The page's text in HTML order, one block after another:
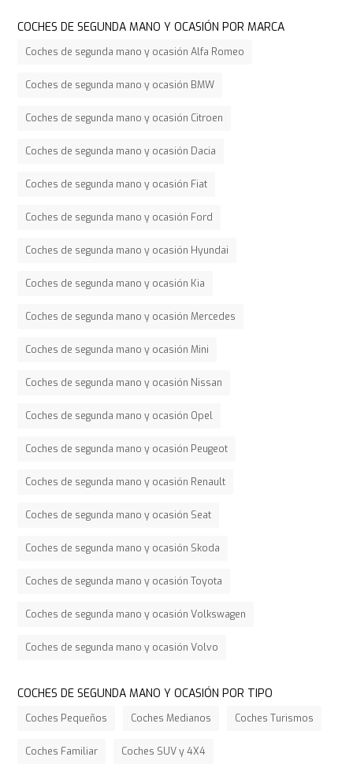
COCHES DE SEGUNDA MANO Y OCASIÓN POR MARCA
Coches de segunda mano y ocasión Alfa Romeo
Coches de segunda mano y ocasión BMW
Coches de segunda mano y ocasión Citroen
Coches de segunda mano y ocasión Dacia
Coches de segunda mano y ocasión Fiat
Coches de segunda mano y ocasión Ford
Coches de segunda mano y ocasión Hyundai
Coches de segunda mano y ocasión Kia
Coches de segunda mano y ocasión Mercedes
Coches de segunda mano y ocasión Mini
Coches de segunda mano y ocasión Nissan
Coches de segunda mano y ocasión Opel
Coches de segunda mano y ocasión Peugeot
Coches de segunda mano y ocasión Renault
Coches de segunda mano y ocasión Seat
Coches de segunda mano y ocasión Skoda
Coches de segunda mano y ocasión Toyota
Coches de segunda mano y ocasión Volkswagen
Coches de segunda mano y ocasión Volvo
COCHES DE SEGUNDA MANO Y OCASIÓN POR TIPO
Coches Pequeños Coches Medianos Coches Turismos
Coches Familiar Coches SUV y 4X4